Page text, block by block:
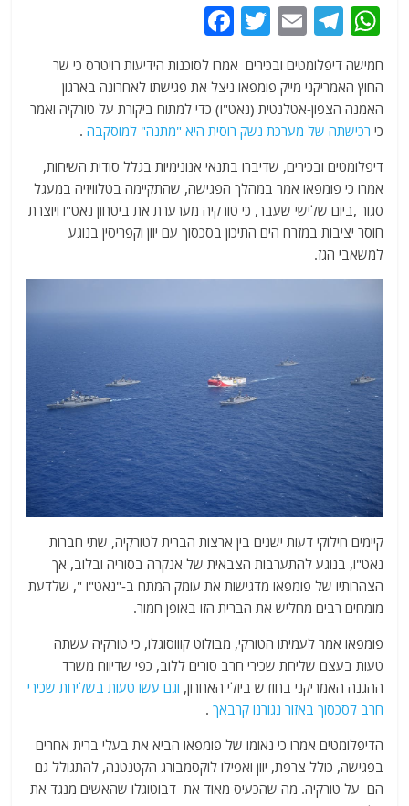
W
at
s
A
p
p
T
e
g
ra
m
E
ai
l
T
itt
er
a
c
e
b
o
o
k
חמישה דיפלומטים ובכירים אמרו לסוכנות הידיעות רויטרס כי שר
החוץ האמריקני מייק פומפאו ניצל את פגישתו לאחרונה בארגון
האמנה הצפון-אטלנטית (נאט"ו) כדי למתוח ביקורת על טורקיה ואמר
כי רכישתה של מערכת נשק רוסית היא "מתנה" למוסקבה .
דיפלומטים ובכירים, שדיברו בתנאי אנונימיות בגלל סודית השיחות,
אמרו כי פומפאו אמר במהלך הפגישה, שהתקיימה בטלוויזיה במעגל
סגור ,ביום שלישי שעבר, כי טורקיה מערערת את ביטחון נאט"ו ויוצרת
חוסר יציבות במזרח הים התיכון בסכסוך עם יוון וקפריסין בנוגע
למשאבי הגז.
קיימים חילוקי דעות ישנים בין ארצות הברית לטורקיה, שתי חברות
נאט"ו, בנוגע להתערבות הצבאית של אנקרה בסוריה ובלוב, אך
הצהרותיו של פומפאו מדגישות את עומק המתח ב-"נאט"ו ", שלדעת
מומחים רבים מחליש את הברית הזו באופן חמור.
פומפאו אמר לעמיתו הטורקי, מבולוט קוווסוגלו, כי טורקיה עשתה
טעות בעצם שליחת שכירי חרב סורים ללוב, כפי שדיווח משרד
ההגנה האמריקני בחודש ביולי האחרון, וגם עשו טעות בשליחת שכירי
חרב לסכסוך באזור נגורנו קרבאך .
הדיפלומטים אמרו כי נאומו של פומפאו הביא את בעלי ברית אחרים
בפגישה, כולל צרפת, יוון ואפילו לוקסמבורג הקטנטנה, להתגולל גם
הם על טורקיה. מה שהכעיס מאוד את דבוטוגלו שהאשים מנגד את